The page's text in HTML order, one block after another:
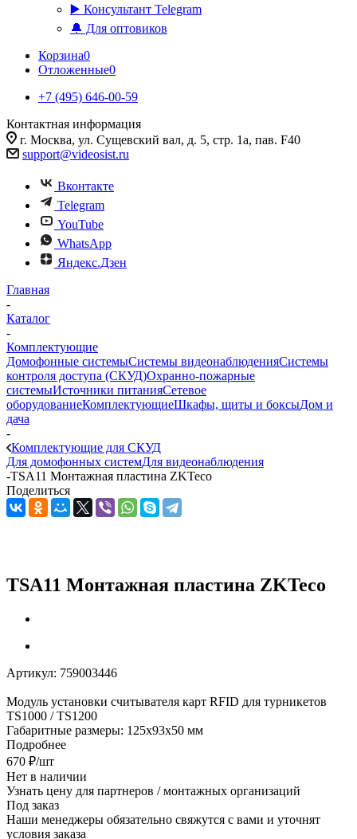
▶️ Консультант Telegram
🔔 Для оптовиков
Корзина0
Отложенные0
+7 (495) 646-00-59
Контактная информация
г. Москва, ул. Сущевский вал, д. 5, стр. 1а, пав. F40
support@videosist.ru
Вконтакте
Telegram
YouTube
WhatsApp
Яндекс.Дзен
Главная
-
Каталог
-
Комплектующие
Домофонные системыСистемы видеонаблюденияСистемы
контроля доступа (СКУД)Охранно-пожарные
системыИсточники питанияСетевое
оборудованиеКомплектующиеШкафы, щиты и боксыДом и
дача
-
Комплектующие для СКУД
Для домофонных системДля видеонаблюдения
-TSA11 Монтажная пластина ZKTeco
Поделиться
TSA11 Монтажная пластина ZKTeco
Артикул: 759003446
Модуль установки считывателя карт RFID для турникетов
TS1000 / TS1200
Габаритные размеры: 125х93х50 мм
Подробнее
670 ₽/шт
Нет в наличии
Узнать цену для партнеров / монтажных организаций
Под заказ
Наши менеджеры обязательно свяжутся с вами и уточнят
условия заказа